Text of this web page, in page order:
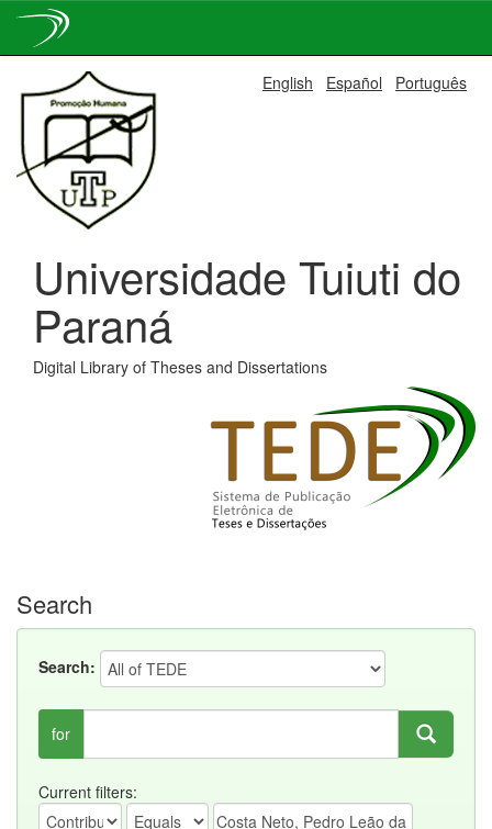
navigation
English Español Português
Universidade Tuiuti do
Paraná
Digital Library of Theses and Dissertations
Search
Search:
for
Current filters: